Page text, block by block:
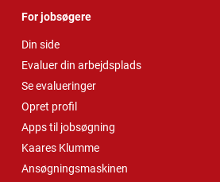
For jobsøgere
Din side
Evaluer din arbejdsplads
Se evalueringer
Opret profil
Apps til jobsøgning
Kaares Klumme
Ansøgningsmaskinen